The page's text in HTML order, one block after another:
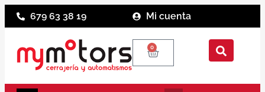
679 63 38 19 Mi cuenta
0